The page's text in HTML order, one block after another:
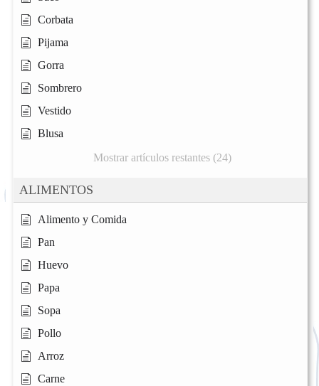
Corbata
Pijama
Gorra
Sombrero
Vestido
Blusa
Mostrar artículos restantes (24)
ALIMENTOS
Alimento y Comida
Pan
Huevo
Papa
Sopa
Pollo
Arroz
Carne